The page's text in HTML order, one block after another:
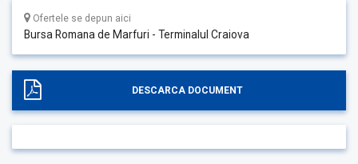
Ofertele se depun aici
Bursa Romana de Marfuri - Terminalul Craiova
DESCARCA DOCUMENT